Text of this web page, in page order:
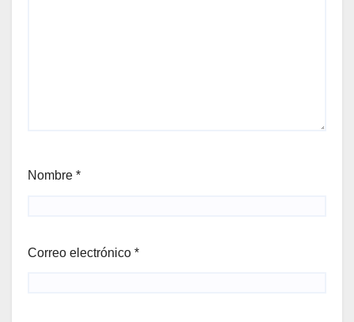
Nombre *
Correo electrónico *